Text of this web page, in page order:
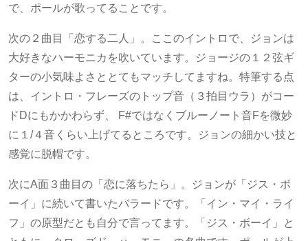
で、ポールが歌ってることです。
次の２曲目「恋する二人」。ここのイントロで、ジョンは
大好きなハーモニカを吹いています。ジョージの１２弦ギ
ターの小気味よさととてもマッチしてますね。特筆する点
は、イントロ・フレーズのトップ音（３拍目ウラ）がコー
ドDにもかかわらず、 F#ではなくブルーノート音Fを微妙
に１/４音くらい上げてるところです。ジョンの細かい技と
感覚に脱帽です。
次にA面３曲目の「恋に落ちたら」。ジョンが「ジス・ボ
ーイ」に続いて書いたバラードです。「イン・マイ・ライ
フ」の原型だとも自分で言ってます。「ジス・ボーイ」と